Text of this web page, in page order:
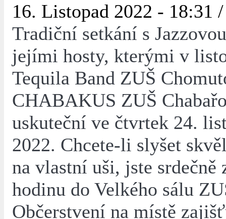
16. Listopad 2022 - 18:31
Tradiční setkání s
jejími hosty, kterými v
Tequila Band ZUŠ
CHABAKUS ZUŠ
uskuteční ve čtvrtek 24.
2022. Chcete-li slyšet
na vlastní uši, jste srdečně
hodinu do Velkého sálu
Občerstvení na místě